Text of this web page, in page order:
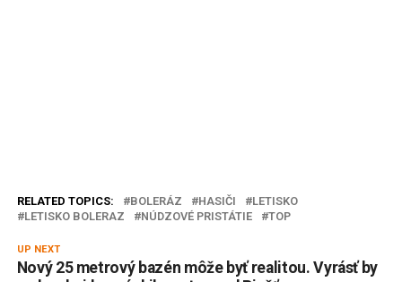
RELATED TOPICS: BOLERÁZ HASIČI
LETISKO
LETISKO BOLERAZ
NÚDZOVÉ PRISTÁTIE TOP
UP NEXT
Nový 25 metrový bazén môže byť realitou. Vyrásť by